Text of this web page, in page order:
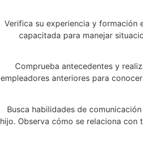
Verifica su experiencia y formación
capacitada para manejar
Comprueba antecedentes y
empleadores anteriores para
Busca habilidades de
hijo. Observa cómo se relaciona